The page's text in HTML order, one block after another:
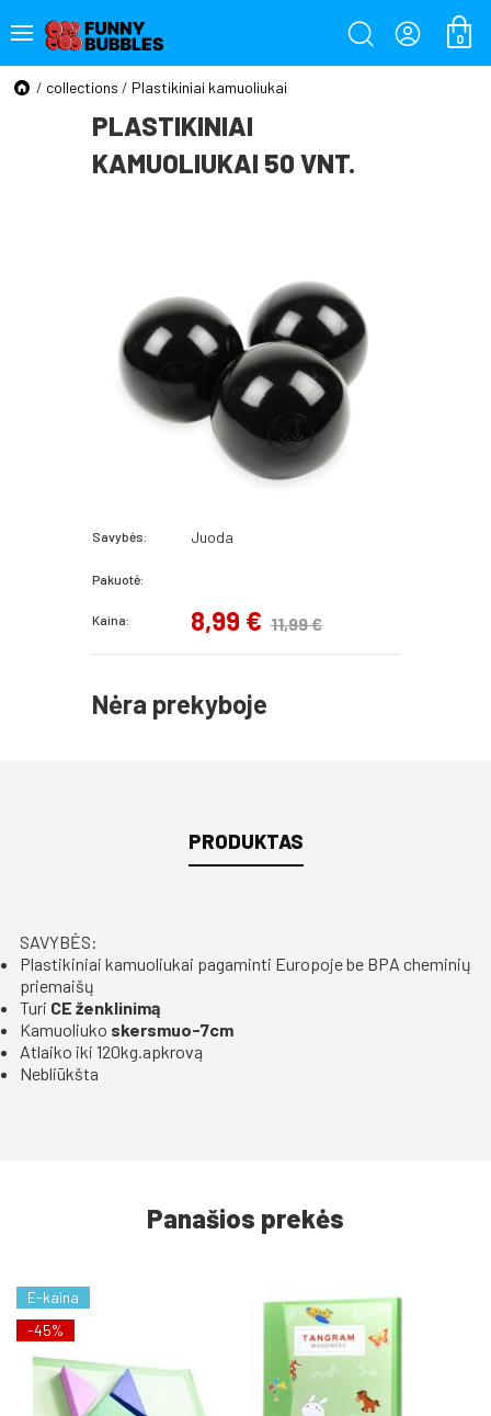
0
/ collections / Plastikiniai kamuoliukai
PLASTIKINIAI
KAMUOLIUKAI 50 VNT.
Savybės: Juoda
Pakuotė:
Kaina: 8,99 € 11,99 €
Nėra prekyboje
PRODUKTAS
SAVYBĖS:
Plastikiniai kamuoliukai pagaminti Europoje be BPA cheminių
priemaišų
Turi CE ženklinimą
Kamuoliuko skersmuo-7cm
Atlaiko iki 120kg.apkrovą
Nebliūkšta
Panašios prekės
E-kaina
-45%